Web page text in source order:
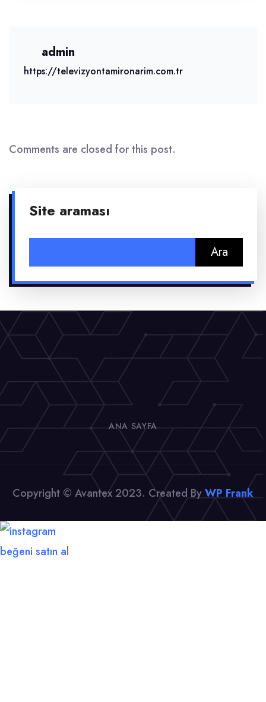
admin
https://televizyontamironarim.com.tr
Comments are closed for this post.
Site araması
ANA SAYFA
Copyright © Avantex 2023. Created ByWP Frank